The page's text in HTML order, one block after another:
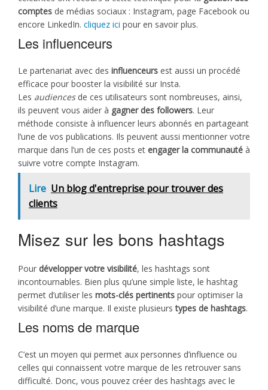
comptes de médias sociaux : Instagram, page Facebook ou
encore LinkedIn. cliquez ici pour en savoir plus.
Les influenceurs
Le partenariat avec des influenceurs est aussi un procédé
efficace pour booster la visibilité sur Insta.
Les audiencesde ces utilisateurs sont nombreuses, ainsi,
ils peuvent vous aider à gagner des followers. Leur
méthode consiste à influencer leurs abonnés en partageant
l’une de vos publications. Ils peuvent aussi mentionner votre
marque dans l’un de ces posts et engager la communauté à
suivre votre compte Instagram.
Lire Un blog d'entreprise pour trouver des
clients
Misez sur les bons hashtags
Pour développer votre visibilité, les hashtags sont
incontournables. Bien plus qu’une simple liste, le hashtag
permet d’utiliser les mots-clés pertinents pour optimiser la
visibilité d’une marque. Il existe plusieurstypes de hashtags.
Les noms de marque
C’est un moyen qui permet aux personnes d’influence ou
celles qui connaissent votre marque de les retrouver sans
difficulté. Donc, vous pouvez créer des hashtags avec le